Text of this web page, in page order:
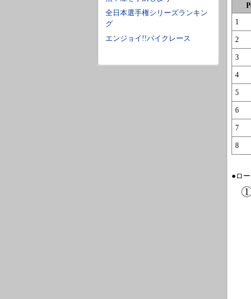
全日本選手権シリーズランキン
グ
エンジョイ!!バイクレース
1
2
3
4
5
6
7
8
●ロ